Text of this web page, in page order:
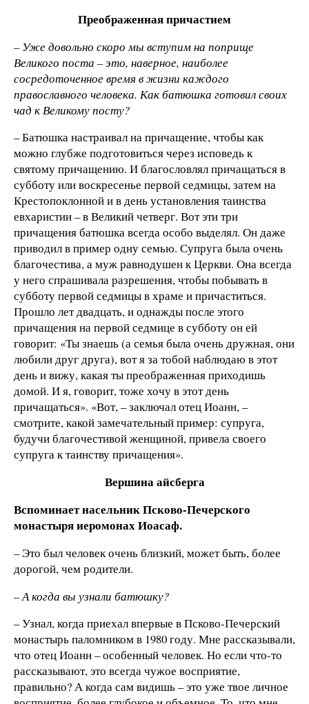
Преображенная причастием
– Уже довольно скоро мы вступим на поприще
Великого поста – это, наверное, наиболее
сосредоточенное время в жизни каждого
православного человека. Как батюшка готовил своих
чад к Великому посту?
– Батюшка настраивал на причащение, чтобы как
можно глубже подготовиться через исповедь к
святому причащению. И благословлял причащаться в
субботу или воскресенье первой седмицы, затем на
Крестопоклонной и в день установления таинства
евхаристии – в Великий четверг. Вот эти три
причащения батюшка всегда особо выделял. Он даже
приводил в пример одну семью. Супруга была очень
благочестива, а муж равнодушен к Церкви. Она всегда
у него спрашивала разрешения, чтобы побывать в
субботу первой седмицы в храме и причаститься.
Прошло лет двадцать, и однажды после этого
причащения на первой седмице в субботу он ей
говорит: «Ты знаешь (а семья была очень дружная, они
любили друг друга), вот я за тобой наблюдаю в этот
день и вижу, какая ты преображенная приходишь
домой. И я, говорит, тоже хочу в этот день
причащаться». «Вот, – заключал отец Иоанн, –
смотрите, какой замечательный пример: супруга,
будучи благочестивой женщиной, привела своего
супруга к таинству причащения».
Вершина айсберга
Вспоминает насельник Псково-Печерского
монастыря иеромонах Иоасаф.
– Это был человек очень близкий, может быть, более
дорогой, чем родители.
– А когда вы узнали батюшку?
– Узнал, когда приехал впервые в Псково-Печерский
монастырь паломником в 1980 году. Мне рассказывали,
что отец Иоанн – особенный человек. Но если что-то
рассказывают, это всегда чужое восприятие,
правильно? А когда сам видишь – это уже твое личное